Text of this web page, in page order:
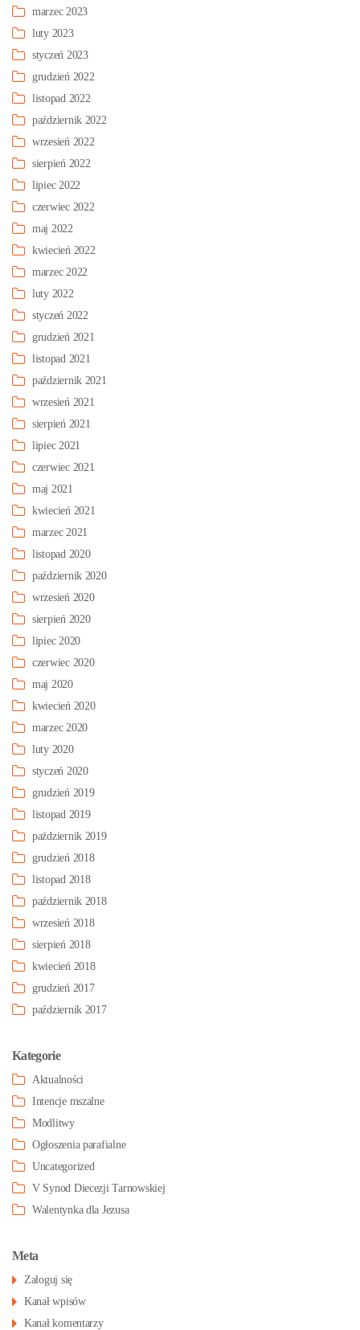
marzec 2023
luty 2023
styczeń 2023
grudzień 2022
listopad 2022
październik 2022
wrzesień 2022
sierpień 2022
lipiec 2022
czerwiec 2022
maj 2022
kwiecień 2022
marzec 2022
luty 2022
styczeń 2022
grudzień 2021
listopad 2021
październik 2021
wrzesień 2021
sierpień 2021
lipiec 2021
czerwiec 2021
maj 2021
kwiecień 2021
marzec 2021
listopad 2020
październik 2020
wrzesień 2020
sierpień 2020
lipiec 2020
czerwiec 2020
maj 2020
kwiecień 2020
marzec 2020
luty 2020
styczeń 2020
grudzień 2019
listopad 2019
październik 2019
grudzień 2018
listopad 2018
październik 2018
wrzesień 2018
sierpień 2018
kwiecień 2018
grudzień 2017
październik 2017
Kategorie
Aktualności
Intencje mszalne
Modlitwy
Ogłoszenia parafialne
Uncategorized
V Synod Diecezji Tarnowskiej
Walentynka dla Jezusa
Meta
Zaloguj się
Kanał wpisów
Kanał komentarzy